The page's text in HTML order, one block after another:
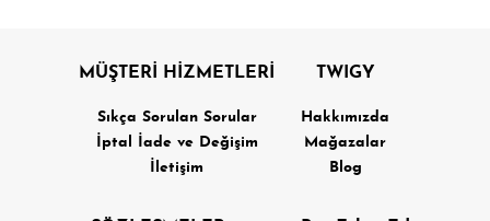
MÜŞTERİ HİZMETLERİ
Sıkça Sorulan Sorular
İptal İade ve Değişim
İletişim
TWIGY
Hakkımızda
Mağazalar
Blog